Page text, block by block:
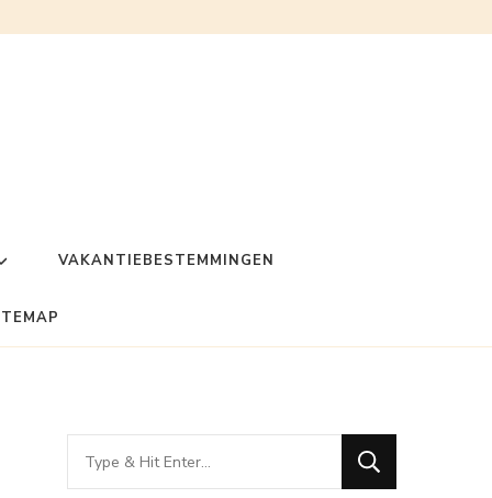
VAKANTIEBESTEMMINGEN
Looking
for